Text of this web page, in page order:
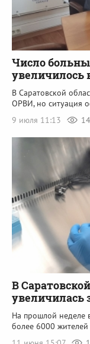
Число
увеличилось
В Саратовской
ОРВИ, но ситуация
9 июля 11:13
В
увеличилась
На прошлой неделе
более 6000 жителей